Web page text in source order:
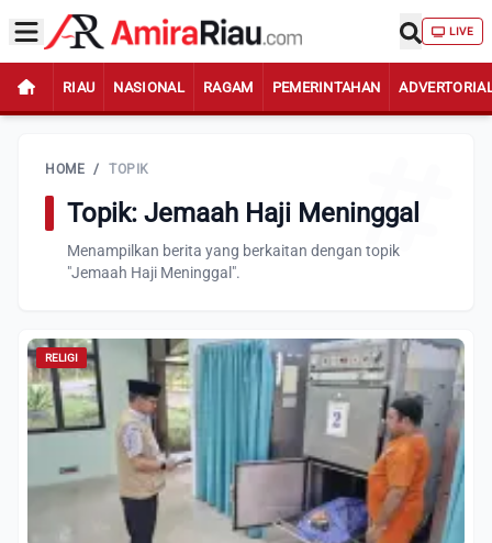
LIVE
RIAU NASIONAL RAGAM PEMERINTAHAN
HOME / TOPIK
Topik: Jemaah Haji Meninggal
Menampilkan berita yang berkaitan dengan topik
"Jemaah Haji Meninggal".
RELIGI